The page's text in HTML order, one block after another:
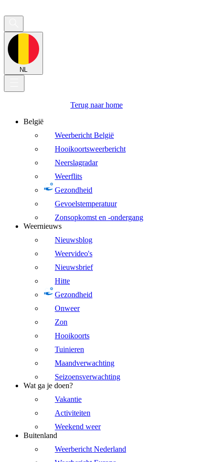
NL
Terug naar home
België
Weerbericht België
Hooikoortsweerbericht
Neerslagradar
Weerflits
Gezondheid
Gevoelstemperatuur
Zonsopkomst en -ondergang
Weernieuws
Nieuwsblog
Weervideo's
Nieuwsbrief
Hitte
Gezondheid
Onweer
Zon
Hooikoorts
Tuinieren
Maandverwachting
Seizoensverwachting
Wat ga je doen?
Vakantie
Activiteiten
Weekend weer
Buitenland
Weerbericht Nederland